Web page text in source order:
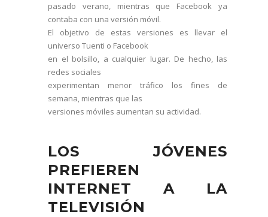
pasado verano, mientras que Facebook ya
contaba con una versión móvil.
El objetivo de estas versiones es llevar el
universo Tuenti o Facebook
en el bolsillo, a cualquier lugar. De hecho, las
redes sociales
experimentan menor tráfico los fines de
semana, mientras que las
versiones móviles aumentan su actividad.
LOS JÓVENES
PREFIEREN
INTERNET A LA
TELEVISIÓN